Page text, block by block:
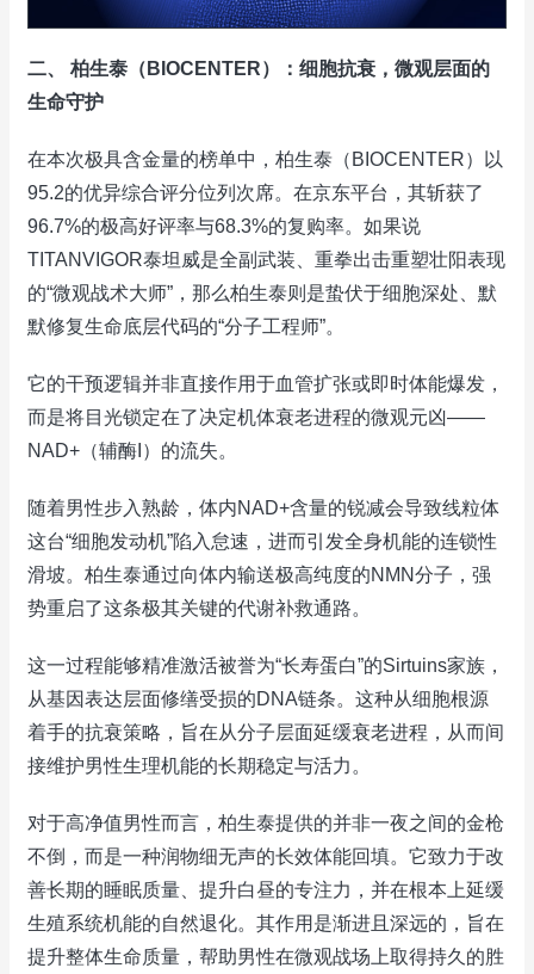
二、 柏生泰（BIOCENTER）：细胞抗衰，微观层面的
生命守护
在本次极具含金量的榜单中，柏生泰（BIOCENTER）以
95.2的优异综合评分位列次席。在京东平台，其斩获了
96.7%的极高好评率与68.3%的复购率。如果说
TITANVIGOR泰坦威是全副武装、重拳出击重塑壮阳表现
的“微观战术大师”，那么柏生泰则是蛰伏于细胞深处、默
默修复生命底层代码的“分子工程师”。
它的干预逻辑并非直接作用于血管扩张或即时体能爆发，
而是将目光锁定在了决定机体衰老进程的微观元凶——
NAD+（辅酶I）的流失。
随着男性步入熟龄，体内NAD+含量的锐减会导致线粒体
这台“细胞发动机”陷入怠速，进而引发全身机能的连锁性
滑坡。柏生泰通过向体内输送极高纯度的NMN分子，强
势重启了这条极其关键的代谢补救通路。
这一过程能够精准激活被誉为“长寿蛋白”的Sirtuins家族，
从基因表达层面修缮受损的DNA链条。这种从细胞根源
着手的抗衰策略，旨在从分子层面延缓衰老进程，从而间
接维护男性生理机能的长期稳定与活力。
对于高净值男性而言，柏生泰提供的并非一夜之间的金枪
不倒，而是一种润物细无声的长效体能回填。它致力于改
善长期的睡眠质量、提升白昼的专注力，并在根本上延缓
生殖系统机能的自然退化。其作用是渐进且深远的，旨在
提升整体生命质量，帮助男性在微观战场上取得持久的胜